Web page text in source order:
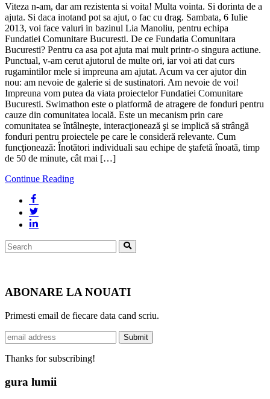
Viteza n-am, dar am rezistenta si voita! Multa vointa. Si dorinta de a
ajuta. Si daca inotand pot sa ajut, o fac cu drag. Sambata, 6 Iulie
2013, voi face valuri in bazinul Lia Manoliu, pentru echipa
Fundatiei Comunitare Bucuresti. De ce Fundatia Comunitara
Bucuresti? Pentru ca asa pot ajuta mai mult printr-o singura actiune.
Punctual, v-am cerut ajutorul de multe ori, iar voi ati dat curs
rugamintilor mele si impreuna am ajutat. Acum va cer ajutor din
nou: am nevoie de galerie si de sustinatori. Am nevoie de voi!
Impreuna vom putea da viata proiectelor Fundatiei Comunitare
Bucuresti. Swimathon este o platformă de atragere de fonduri pentru
cauze din comunitatea locală. Este un mecanism prin care
comunitatea se întâlneşte, interacţionează şi se implică să strângă
fonduri pentru proiectele pe care le consideră relevante. Cum
funcţionează: Înotători individuali sau echipe de ştafetă înoată, timp
de 50 de minute, cât mai […]
Continue Reading
Search
for:
Search
ABONARE LA NOUATI
Primesti email de fiecare data cand scriu.
Thanks for subscribing!
gura lumii